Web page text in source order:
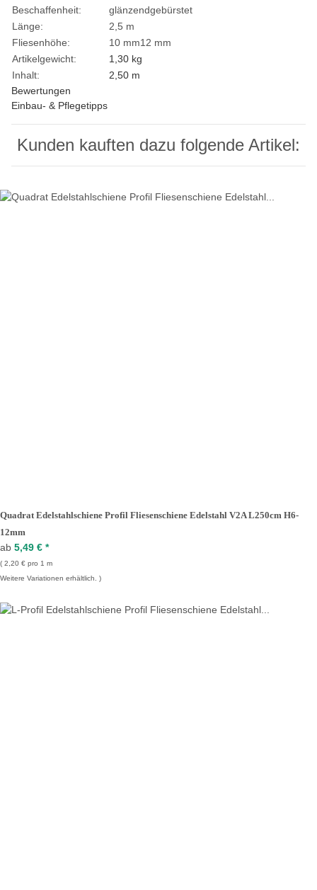
Beschaffenheit: glänzendgebürstet
Länge:
2,5 m
Fliesenhöhe:
10 mm12 mm
Artikelgewicht:
1,30 kg
Inhalt:
2,50 m
Bewertungen
Einbau- & Pflegetipps
Kunden kauften dazu folgende Artikel:
Quadrat Edelstahlschiene Profil Fliesenschiene Edelstahl V2A L250cm H6-
12mm
ab 5,49 € *
2,20 € pro 1 m
Weitere Variationen erhältlich.